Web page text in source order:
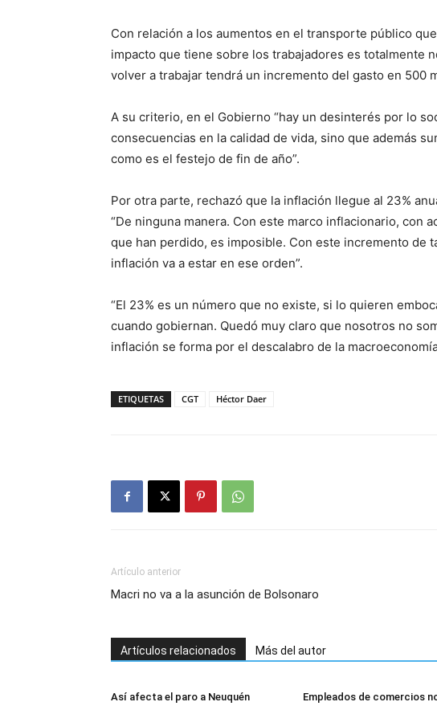
Con relación a los aumentos en el transporte público
impacto que tiene sobre los trabajadores es totalmente
volver a trabajar tendrá un incremento del gasto en 500
A su criterio, en el Gobierno “hay un desinterés por lo
consecuencias en la calidad de vida, sino que además
como es el festejo de fin de año”.
Por otra parte, rechazó que la inflación llegue al 23%
“De ninguna manera. Con este marco inflacionario, con
que han perdido, es imposible. Con este incremento de
inflación va a estar en ese orden”.
“El 23% es un número que no existe, si lo quieren
cuando gobiernan. Quedó muy claro que nosotros no
inflación se forma por el descalabro de la
ETIQUETAS CGT Héctor Daer
Artículo anterior
Macri no va a la asunción de Bolsonaro
Artículos relacionados Más del autor
Así afecta el paro a Neuquén
Empleados de comercios